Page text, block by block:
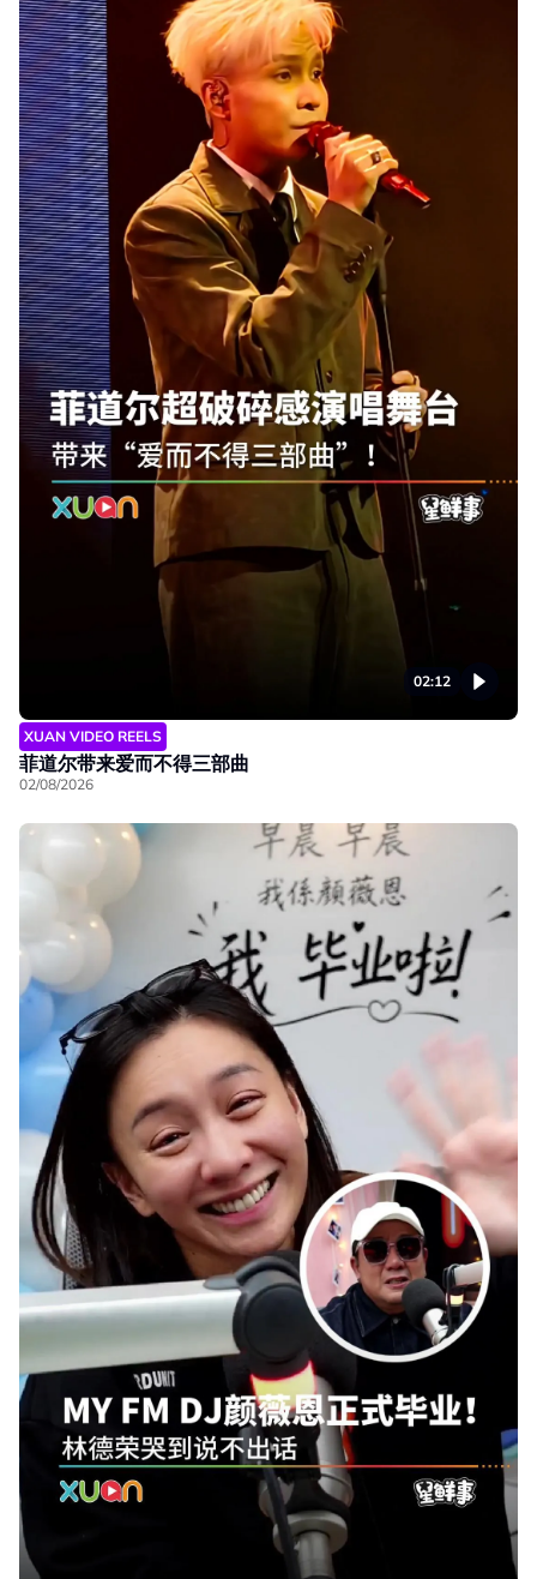
02:12
XUAN VIDEO REELS
菲道尔带来爱而不得三部曲
02/08/2026